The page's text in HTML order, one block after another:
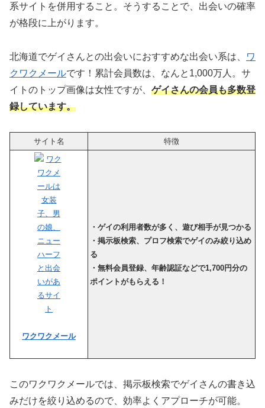
系サイトを併用すること 。そうすることで、出会いの確率
が格段に上がります。
北海道でゲイさんとの出会いにおすすめな出会い系は、
ワ
クワクメールです！累計会員数は、なんと1,000万人。サ
イトのトップ画像は女性ですが、 ゲイさんの会員も多数登
録しています。
サイト名 特徴
ワクワクメール
・ゲイの利用者数が多く、遊び相手が見つかる
・掲示板検索、プロフ検索でゲイのみ絞り込め
る
・無料会員登録、年齢認証などで1,700円分の
ポイントがもらえる！
このワクワクメールでは、掲示板検索でゲイ さんの書き込
みだけを絞り込めるので、効率よくアプローチが可能。